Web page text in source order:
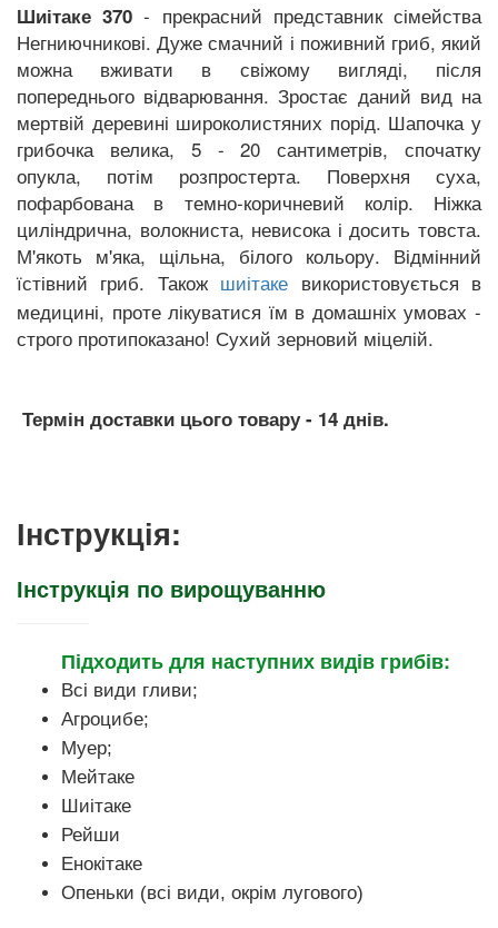
Шиітаке 370 - прекрасний представник сімейства
Негниючникові. Дуже смачний і поживний гриб, який
можна вживати в свіжому вигляді, після
попереднього відварювання. Зростає даний вид на
мертвій деревині широколистяних порід. Шапочка у
грибочка велика, 5 - 20 сантиметрів, спочатку
опукла, потім розпростерта. Поверхня суха,
пофарбована в темно-коричневий колір. Ніжка
циліндрична, волокниста, невисока і досить товста.
М'якоть м'яка, щільна, білого кольору. Відмінний
їстівний гриб. Також
шиітаке
використовується в
медицині, проте лікуватися їм в домашніх умовах -
строго протипоказано! Сухий зерновий міцелій.
Термін доставки цього товару - 14 днів.
Інструкція:
Інструкція по вирощуванню
Підходить для наступних видів грибів:
Всі види гливи;
Агроцибе;
Муер;
Мейтаке
Шиітаке
Рейши
Енокітаке
Опеньки (всі види, окрім лугового)